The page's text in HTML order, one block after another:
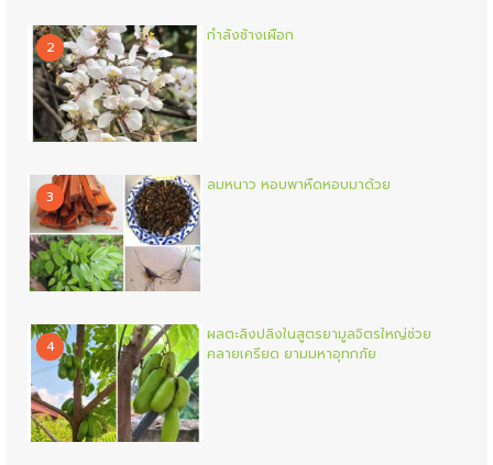
2
กำลังช้างเผือก
3
ลมหนาว หอบพาหืดหอบมาด้วย
4
ผลตะลิงปลิงในสูตรยามูลจิตรใหญ่ช่วย
คลายเครียด ยามมหาอุทกภัย